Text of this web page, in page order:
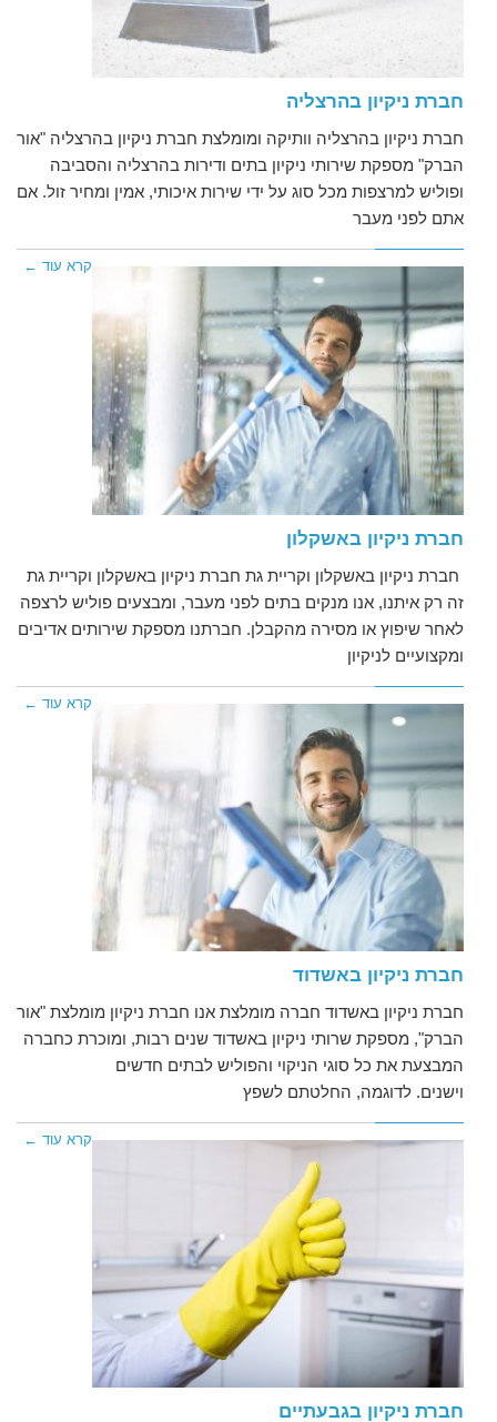
חברת ניקיון בהרצליה
חברת ניקיון בהרצליה וותיקה ומומלצת חברת ניקיון בהרצליה "אור
הברק" מספקת שירותי ניקיון בתים ודירות בהרצליה והסביבה
ופוליש למרצפות מכל סוג על ידי שירות איכותי, אמין ומחיר זול. אם
אתם לפני מעבר
קרא עוד ←
חברת ניקיון באשקלון
חברת ניקיון באשקלון וקריית גת חברת ניקיון באשקלון וקריית גת
זה רק איתנו, אנו מנקים בתים לפני מעבר, ומבצעים פוליש לרצפה
לאחר שיפוץ או מסירה מהקבלן. חברתנו מספקת שירותים אדיבים
ומקצועיים לניקיון
קרא עוד ←
חברת ניקיון באשדוד
חברת ניקיון באשדוד חברה מומלצת אנו חברת ניקיון מומלצת "אור
הברק", מספקת שרותי ניקיון באשדוד שנים רבות, ומוכרת כחברה
המבצעת את כל סוגי הניקוי והפוליש לבתים חדשים
וישנים. לדוגמה, החלטתם לשפץ
קרא עוד ←
חברת ניקיון בגבעתיים